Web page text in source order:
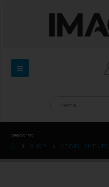
percorso:
SHOP
ABBIGLIAMENTO